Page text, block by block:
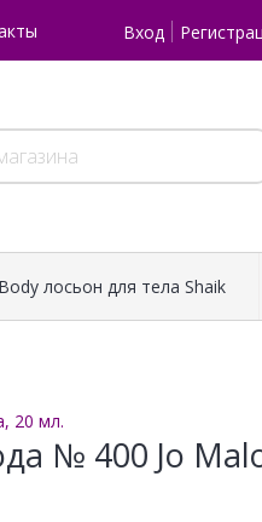
Вход
Body лосьон для тела Shaik
20 мл.
№ 400 Jo